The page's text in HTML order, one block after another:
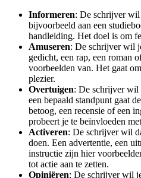
Informeren: De schrijver
bijvoorbeeld aan een
handleiding. Het doel is om
Amuseren: De schrijver wil
gedicht, een rap, een roman
voorbeelden van. Het gaat
plezier.
Overtuigen: De schrijver wil
een bepaald standpunt gaat
betoog, een recensie of een
probeert je te beïnvloeden
Activeren: De schrijver wil
doen. Een advertentie, een
instructie zijn hier
tot actie aan te zetten.
Opiniëren: De schrijver wil